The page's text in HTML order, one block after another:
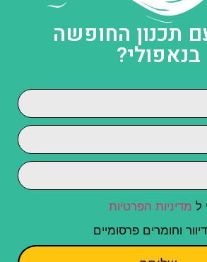
תכנון החופשה
בנאפולי?
ל מדיניות הפרטיות
וחומרים פרסומיים